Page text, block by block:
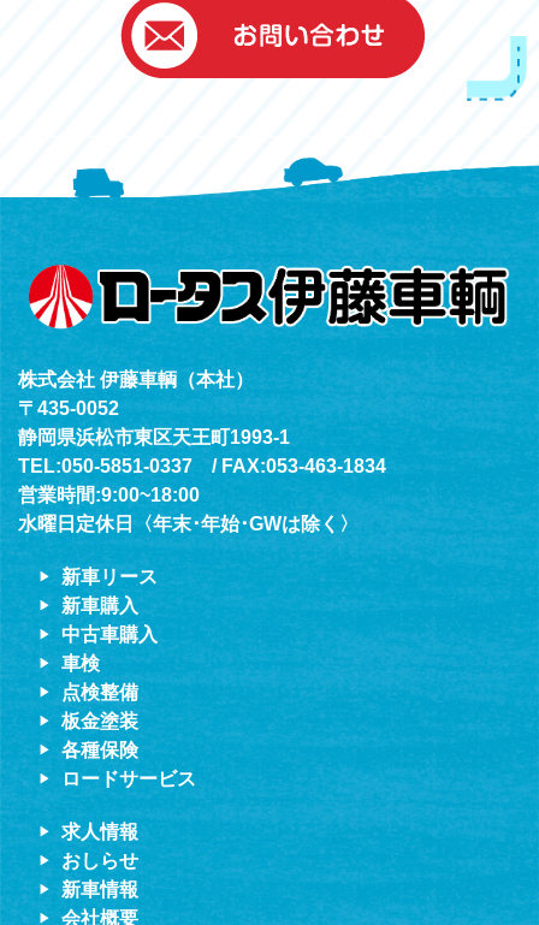
050-5851-0338
浜北店
050-5851-0339
（年中無休24h対応）
株式会社 伊藤車輌（本社）
〒435-0052
静岡県浜松市東区天王町1993-1
TEL:050-5851-0337 / FAX:053-463-1834
営業時間:9:00~18:00
水曜日定休日〈年末･年始･GWは除く〉
新車リース
新車購入
中古車購入
車検
点検整備
板金塗装
各種保険
ロードサービス
求人情報
おしらせ
新車情報
会社概要